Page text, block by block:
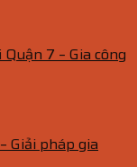
7 – Gia công
Giải pháp gia